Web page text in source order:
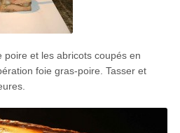
et les abricots coupés en
foie gras-poire. Tasser et